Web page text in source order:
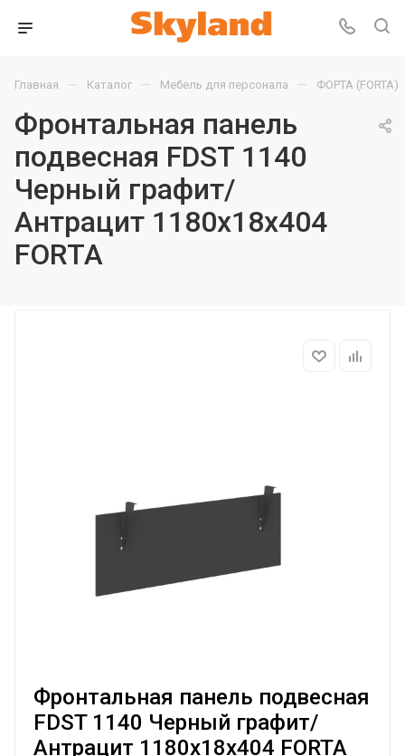
Главная — Каталог — Мебель для персонала — ФОРТА (FORTA)
Фронтальная панель
подвесная FDST 1140
Черный графит/
Антрацит 1180х18х404
FORTA
Фронтальная панель подвесная
FDST 1140 Черный графит/
Антрацит 1180х18х404 FORTA